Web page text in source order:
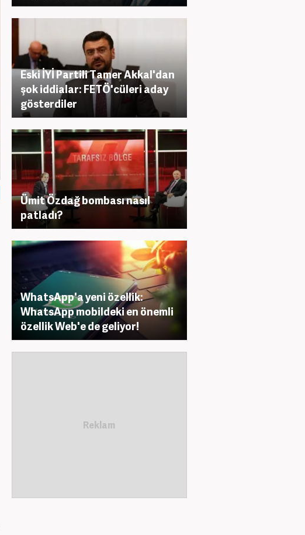
Eski İYİ Partili Tamer Akkal'dan
şok iddialar: FETÖ'cüleri aday
gösterdiler
Ümit Özdağ bombası nasıl
patladı?
WhatsApp'a yeni özellik:
WhatsApp mobildeki en önemli
özellik Web'e de geliyor!